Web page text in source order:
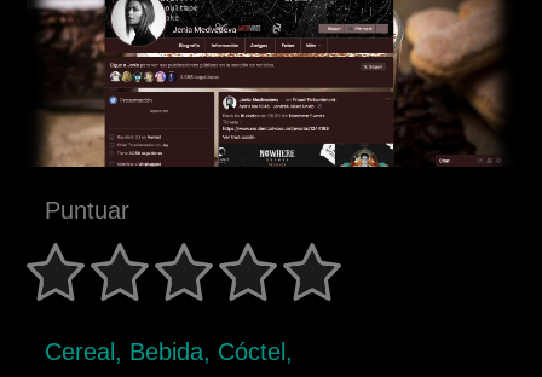
Puntuar
Cereal, Bebida, Cóctel,